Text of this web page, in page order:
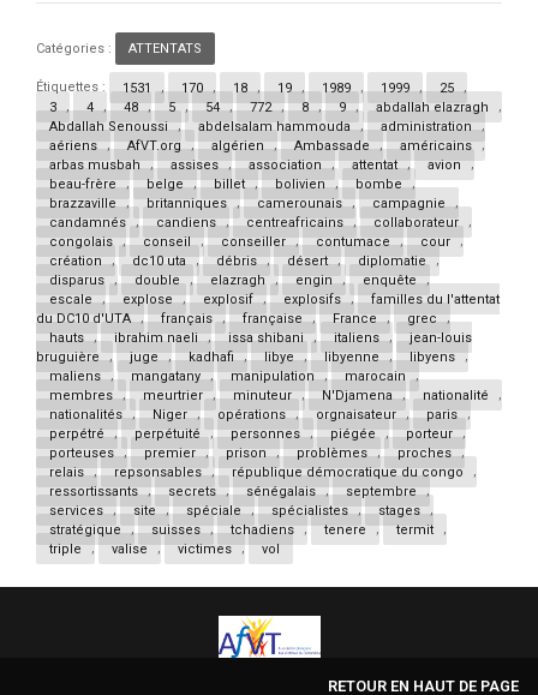
Catégories : ATTENTATS
Étiquettes : 1531 , 170 , 18 , 19 , 1989 , 1999 , 25
,
3
, 4 , 48 , 5 , 54 , 772 , 8 , 9 , abdallah elazragh
,
Abdallah Senoussi
, abdelsalam hammouda , administration
,
aériens
, AfVT.org , algérien , Ambassade , américains
,
arbas musbah
, assises , association , attentat , avion
,
beau-frère
, belge , billet , bolivien , bombe
,
brazzaville
, britanniques , camerounais , campagnie
,
candamnés
, candiens , centreafricains , collaborateur
,
congolais
, conseil , conseiller , contumace , cour
,
création
, dc10 uta , débris , désert , diplomatie
,
disparus
, double , elazragh , engin , enquête
,
escale
, explose , explosif , explosifs ,
familles du l'attentat
du DC10 d'UTA
, français , française , France , grec
,
hauts
, ibrahim naeli , issa shibani , italiens ,
jean-louis
bruguière
, juge , kadhafi , libye , libyenne , libyens
,
maliens
, mangatany , manipulation , marocain
,
membres
, meurtrier , minuteur , N'Djamena , nationalité
,
nationalités
, Niger , opérations , orgnaisateur , paris
,
perpétré
, perpétuité , personnes , piégée , porteur
,
porteuses
, premier , prison , problèmes , proches
,
relais
, repsonsables , république démocratique du congo
,
ressortissants
, secrets , sénégalais , septembre
,
services
, site , spéciale , spécialistes , stages
,
stratégique
, suisses , tchadiens , tenere , termit
,
triple
, valise , victimes , vol
RETOUR EN HAUT DE PAGE